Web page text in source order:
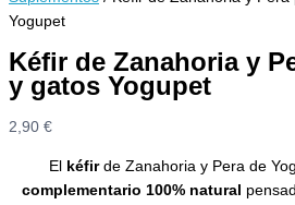
Yogupet
Kéfir de Zanahoria y
y gatos Yogupet
2,90 €
El kéfirde Zanahoria y Pera de
complementario 100% natural